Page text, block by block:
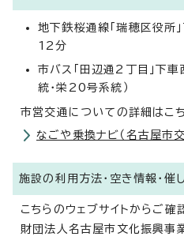
地下鉄桜通線「瑞穂区役所
12分
市バス「田辺通2丁目」下
統・栄20号系統）
市営交通についての詳細はこ
なごや乗換ナビ（名古屋市交
施設の利用方法・空き情報・催
こちらのウェブサイトからご
財団法人名古屋市文化振興事業